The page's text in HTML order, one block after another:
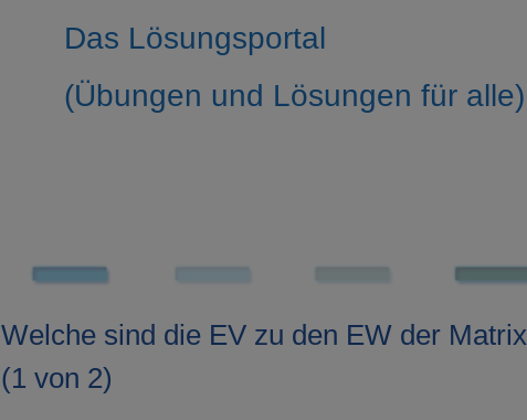
Das Lösungsportal
(Übungen und Lösungen für alle)
Welche sind die EV zu den EW der Matrix
(1 von 2)